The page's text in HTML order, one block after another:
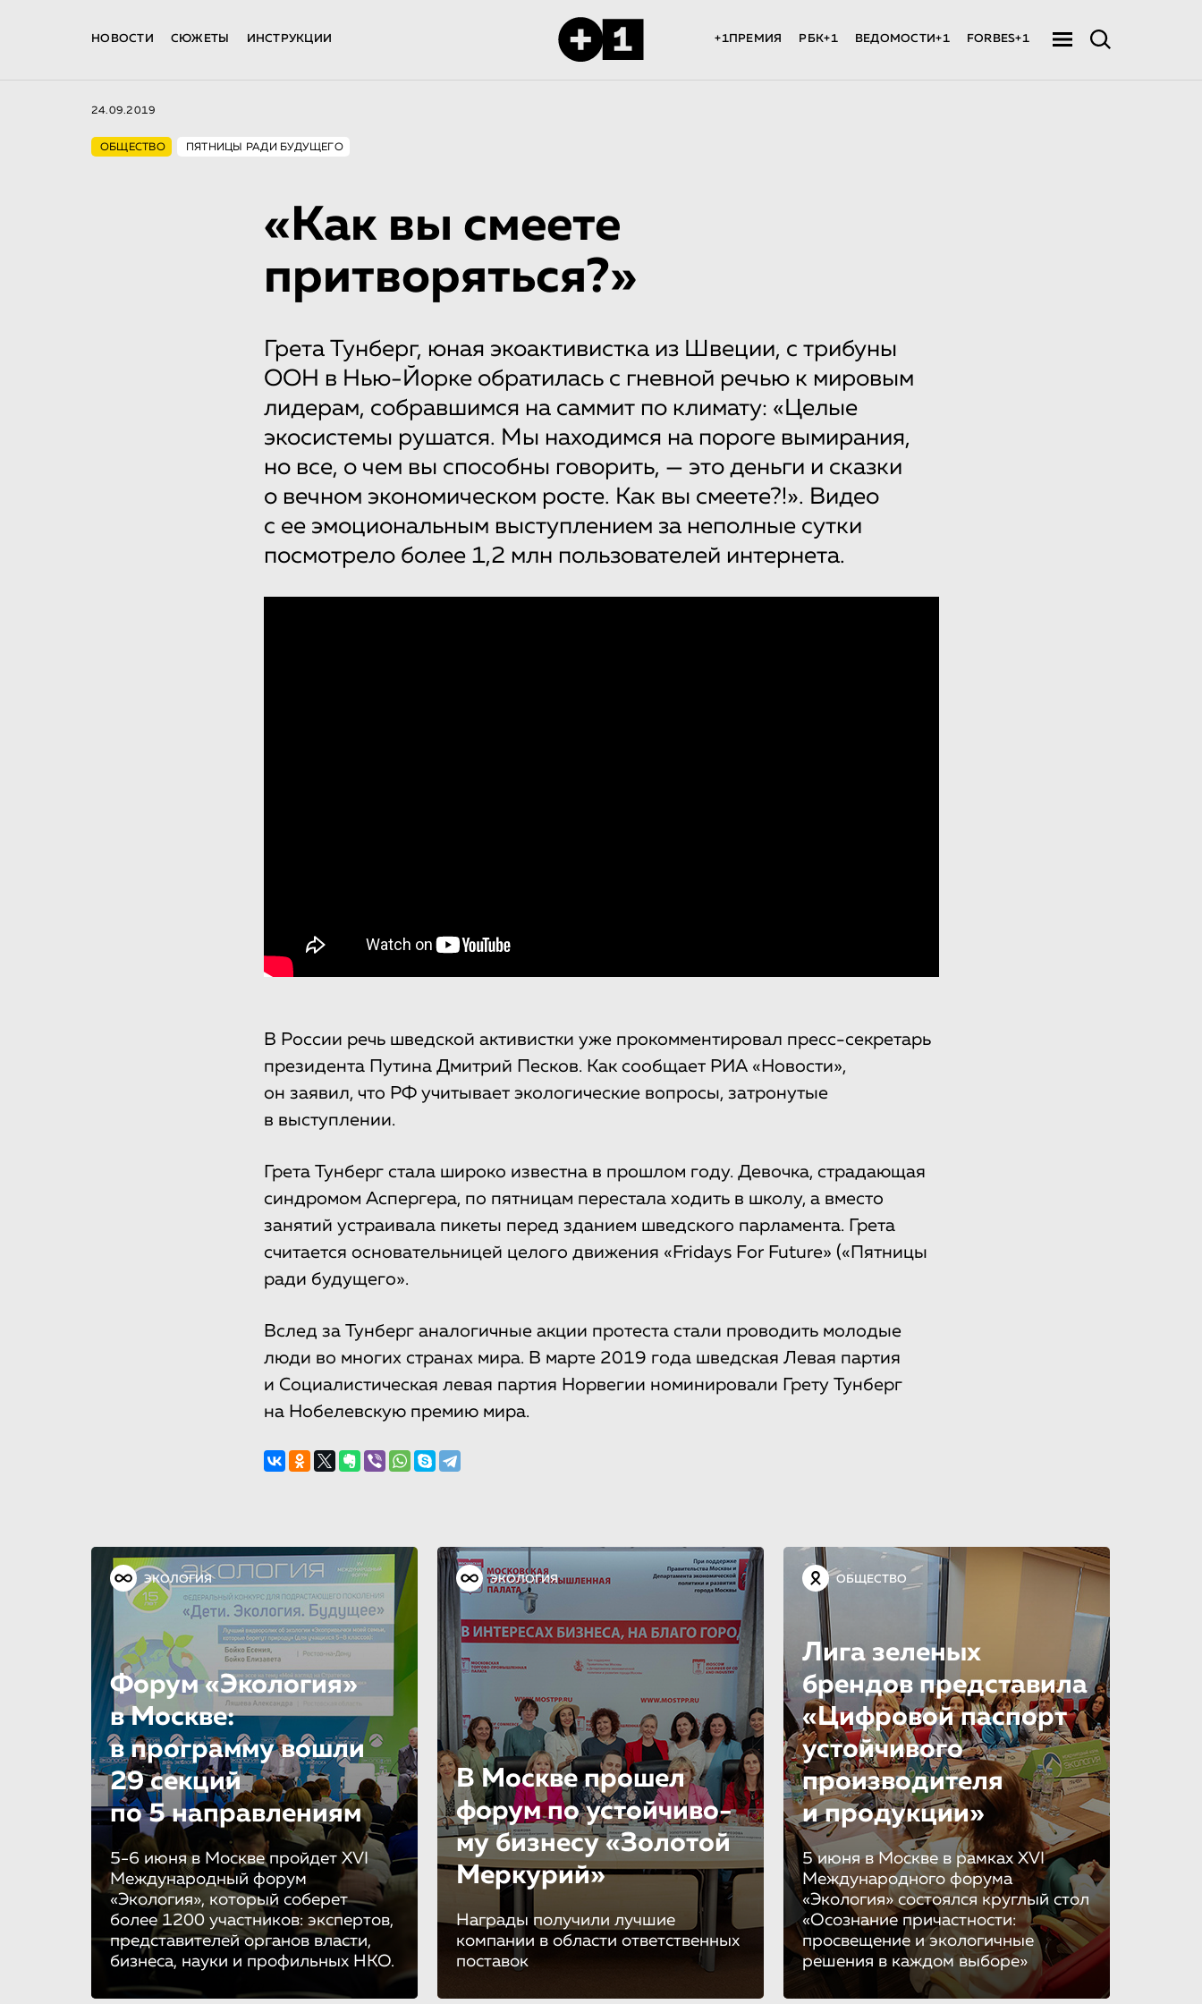
НОВОСТИ СЮЖЕТЫ ИНСТРУКЦИИ +1ПРЕМИЯ РБК+1 ВЕДОМОСТИ+1 FORBES+1
24.09.2019
ОБЩЕСТВО ПЯТНИЦЫ РАДИ БУДУЩЕГО
«Как вы смеете
притворяться?»
Грета Тунберг, юная экоактивистка из Швеции, с трибуны
ООН в Нью-Йорке обратилась с гневной речью к мировым
лидерам, собравшимся на cаммит по климату: «Целые
экосистемы рушатся. Мы находимся на пороге вымирания,
но все, о чем вы способны говорить, — это деньги и сказки
о вечном экономическом росте. Как вы смеете?!». Видео
с ее эмоциональным выступлением за неполные сутки
посмотрело более 1,2 млн пользователей интернета.
В России речь шведской активистки уже прокомментировал пресс-секретарь
президента Путина Дмитрий Песков. Как сообщает РИА «Новости»,
он заявил, что РФ учитывает экологические вопросы, затронутые
в выступлении.
Грета Тунберг стала широко известна в прошлом году. Девочка, страдающая
синдромом Аспергера, по пятницам перестала ходить в школу, а вместо
занятий устраивала пикеты перед зданием шведского парламента. Грета
считается основательницей целого движения «Fridays For Future» («Пятницы
ради будущего».
Вслед за Тунберг аналогичные акции протеста стали проводить молодые
люди во многих странах мира. В марте 2019 года шведская Левая партия
и Социалистическая левая партия Норвегии номинировали Грету Тунберг
на Нобелевскую премию мира.
ЭКОЛОГИЯ
Форум «Экология»
в Москве:
в программу вошли
29 секций
по 5 направле­ни­ям
5-6 июня в Москве пройдет XVI
Международный форум
«Экология», который соберет
более 1200 участников: экспертов,
представителей органов власти,
бизнеса, науки и профильных НКО.
ЭКОЛОГИЯ
В Москве прошел
форум по устойчиво­
му бизнесу «Золотой
Меркурий»
Награды получили лучшие
компании в области ответственных
поставок
ОБЩЕСТВО
Лига зеленых
брендов представила
«Цифровой паспорт
устойчивого
производителя
и продукции»
5 июня в Москве в рамках XVI
Международного форума
«Экология» состоялся круглый стол
«Осознание причастности:
просвещение и экологичные
решения в каждом выборе»